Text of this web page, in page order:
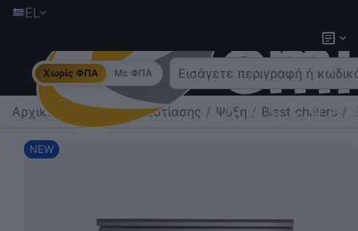
EL
Χωρίς ΦΠΑ Με ΦΠΑ
Αρχική Εξοπλισμός Εστίασης / Ψύξη / Blast chillers /
NEW